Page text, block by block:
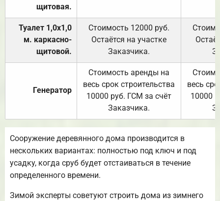
щитовая.
Туалет 1,0х1,0
м. каркасно-
щитовой.
Стоимость 12000 руб.
Остаётся на участке
Заказчика.
Генератор
Стоимость аренды на
весь срок строительства
10000 руб. ГСМ за счёт
Заказчика.
весь
10000
Сооружение деревянного дома производится в
нескольких вариантах: полностью под ключ и под
усадку, когда сруб будет отстаиваться в течение
определенного времени.
Зимой эксперты советуют строить дома из зимнего